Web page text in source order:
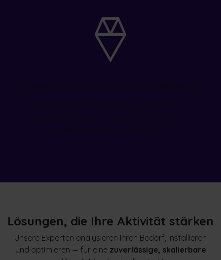
Lösungen, die Ihre Aktivität stärken
Unsere Experten analysieren Ihren Bedarf, installieren
und optimieren — für eine zuverlässige, skalierbare